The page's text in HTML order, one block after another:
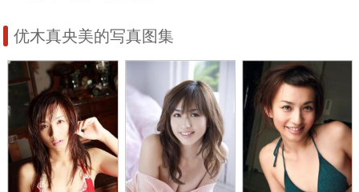
优木真央美的写真图集